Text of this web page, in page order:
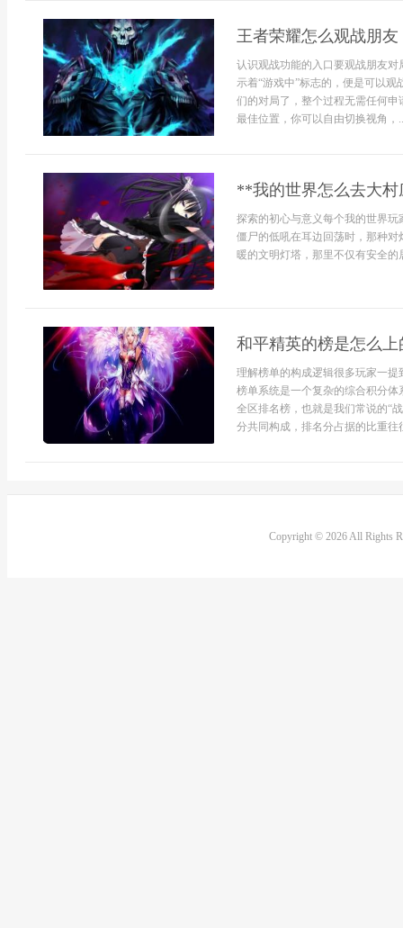
王者荣耀怎么观战朋
认识观战功能的入口要观战朋友
示着“游戏中”标志的，便是可以
们的对局了，整个过程无需任何
最佳位置，你可以自由切换视角，
**我的世界怎么去大
探索的初心与意义每个我的世界
僵尸的低吼在耳边回荡时，那种
暖的文明灯塔，那里不仅有安全的
和平精英的榜是怎么
理解榜单的构成逻辑很多玩家一
榜单系统是一个复杂的综合积分
全区排名榜，也就是我们常说的“
分共同构成，排名分占据的比重
Copyright © 2026 All Rights